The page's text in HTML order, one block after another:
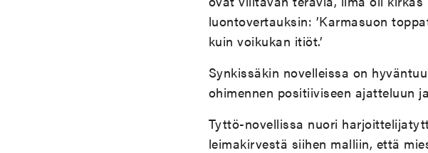
luontovertauksin: ’Karmasuon
kuin voikukan itiöt.’
Synkissäkin novelleissa on
ohimennen positiiviseen ajatteluun
Tyttö-novellissa nuori
leimakirvestä siihen malliin, että